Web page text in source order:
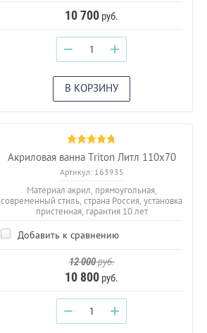
10 700 руб.
− +
В КОРЗИНУ
Акриловая ванна Triton Литл 110х70
Артикул:163935
Материал акрил, прямоугольная,
современный стиль, страна Россия, установка
пристенная, гарантия 10 лет
Добавить к сравнению
12 000руб.
10 800 руб.
− +